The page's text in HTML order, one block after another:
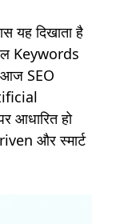
यह दिखाता है
Keywords
आज SEO
हो
और स्मार्ट